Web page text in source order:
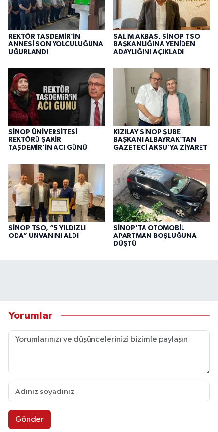
REKTÖR TAŞDEMİR’İN
ANNESİ SON YOLCULUĞUNA
UĞURLANDI
SALİM AKBAŞ, SİNOP TSO
BAŞKANLIĞINA YENİDEN
ADAYLIĞINI AÇIKLADI
SİNOP ÜNİVERSİTESİ
REKTÖRÜ ŞAKİR
TAŞDEMİR'İN ACI GÜNÜ
KIZILAY SİNOP ŞUBE
BAŞKANI ALBAYRAK’TAN
GAZETECİ AKSU’YA ZİYARET
SİNOP TSO, “5 YILDIZLI
ODA” UNVANINI ALDI
SİNOP'TA OTOMOBİL
APARTMAN BOŞLUĞUNA
DÜŞTÜ
Yorumlar
Gönder